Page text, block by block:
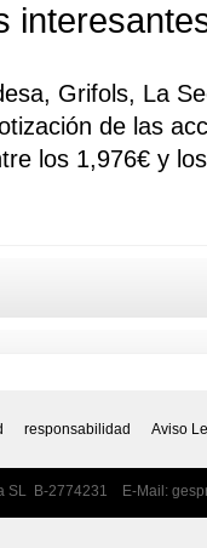
Grifols, La
de las
los 1,976€ y
responsabilidad Aviso
SL B-2774231 E-Mail: